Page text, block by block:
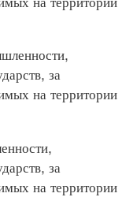
за
на территории
за
на территории